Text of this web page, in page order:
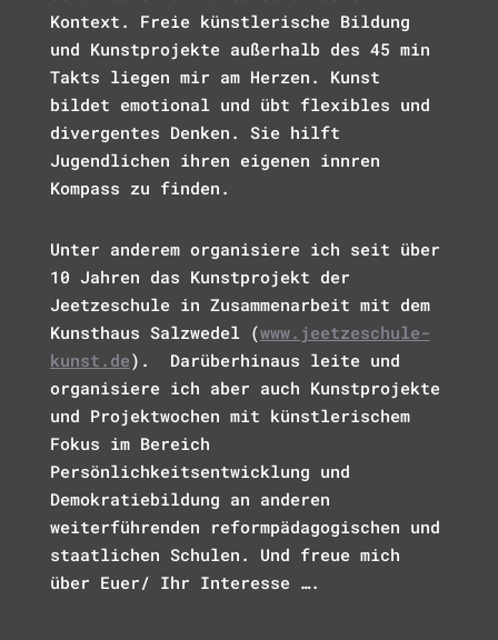
Kontext. Freie künstlerische Bildung
und Kunstprojekte außerhalb des 45 min
Takts liegen mir am Herzen. Kunst
bildet emotional und übt flexibles und
divergentes Denken. Sie hilft
Jugendlichen ihren eigenen innren
Kompass zu finden.
Unter anderem organisiere ich seit über
10 Jahren das Kunstprojekt der
Jeetzeschule in Zusammenarbeit mit dem
Kunsthaus Salzwedel (www.jeetzeschule-
kunst.de). Darüberhinaus leite und
organisiere ich aber auch Kunstprojekte
und Projektwochen mit künstlerischem
Fokus im Bereich
Persönlichkeitsentwicklung und
Demokratiebildung an anderen
weiterführenden reformpädagogischen und
staatlichen Schulen. Und freue mich
über Euer/ Ihr Interesse ….